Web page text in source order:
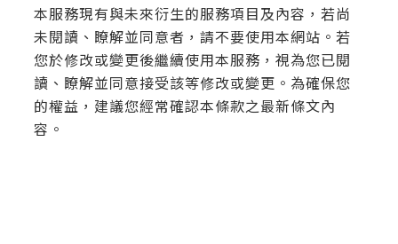
房屋副擔保融資
平台操作
知識專區
本服務現有與未來衍生的服務項目及內容，若尚
未閱讀、瞭解並同意者，請不要使用本網站。若
您於修改或變更後繼續使用本服務，視為您已閱
讀、瞭解並同意接受該等修改或變更。為確保您
的權益，建議您經常確認本條款之最新條文內
容。